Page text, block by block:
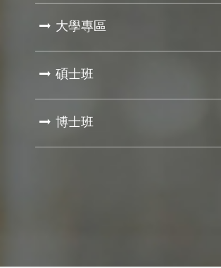
大學專區
碩士班
博士班